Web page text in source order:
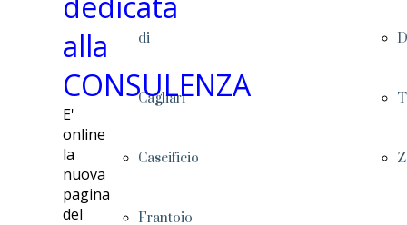
di
Cagliari
Caseificio
Frantoio
alla
CONSULENZA
E'
online
la
nuova
pagina
del